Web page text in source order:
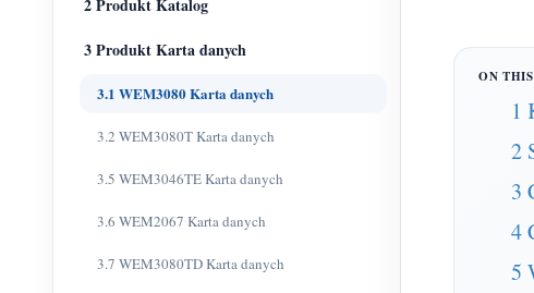
2 Produkt Katalog
3 Produkt Karta danych
3.1 WEM3080 Karta danych
3.2 WEM3080T Karta danych
3.5 WEM3046TE Karta danych
3.6 WEM2067 Karta danych
3.7 WEM3080TD Karta danych
1
2
3
4
5